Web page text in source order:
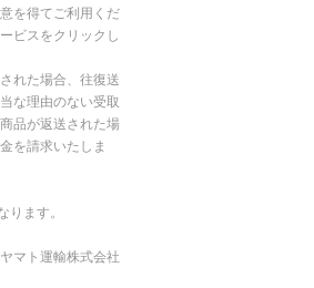
を得てご利用くだ
ビスをクリックし
れた場合、往復送
な理由のない受取
品が返送された場
を請求いたしま
ます。
マト運輸株式会社